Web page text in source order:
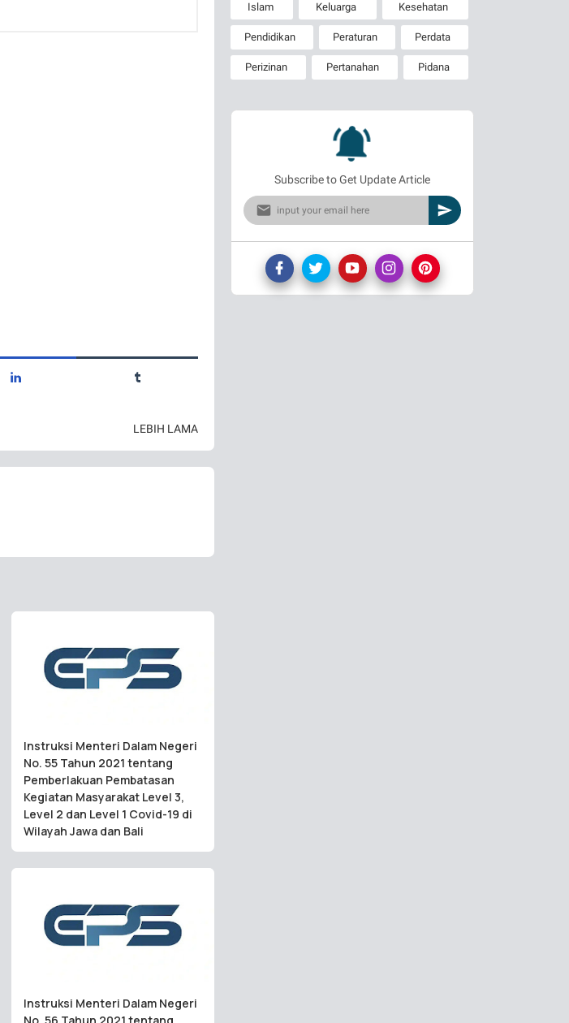
LEBIH LAMA
Instruksi Menteri Dalam Negeri
No. 55 Tahun 2021 tentang
Pemberlakuan Pembatasan
Kegiatan Masyarakat Level 3,
Level 2 dan Level 1 Covid-19 di
Wilayah Jawa dan Bali
Instruksi Menteri Dalam Negeri
Islam Keluarga Kesehatan
Pendidikan Peraturan Perdata
Perizinan Pertanahan Pidana
Subscribe to Get Update Article